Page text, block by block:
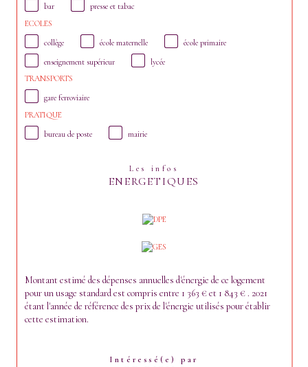
bar
presse et tabac
ECOLES
collège
école maternelle école primaire
enseignement supérieur
lycée
TRANSPORTS
gare ferroviaire
PRATIQUE
bureau de poste
mairie
Les infos
ENERGETIQUES
Montant estimé des dépenses annuelles d'énergie de ce logement
pour un usage standard est compris entre 1 363 € et 1 843 € . 2021
étant l'année de référence des prix de l'énergie utilisés pour établir
cette estimation.
Intéressé(e) par